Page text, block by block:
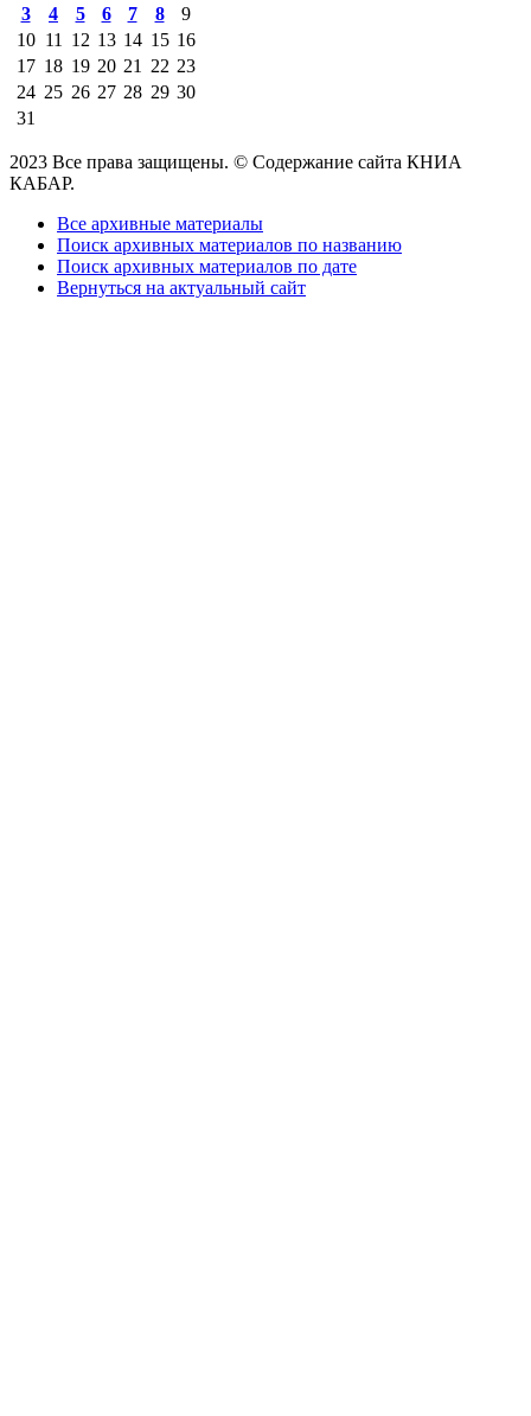
3
4 5 6 7 8
9
10 11 12 13 14 15 16
17 18 19 20 21 22 23
24 25 26 27 28 29 30
31
2023 Все права защищены. © Содержание сайта КНИА
КАБАР.
Все архивные материалы
Поиск архивных материалов по названию
Поиск архивных материалов по дате
Вернуться на актуальный сайт